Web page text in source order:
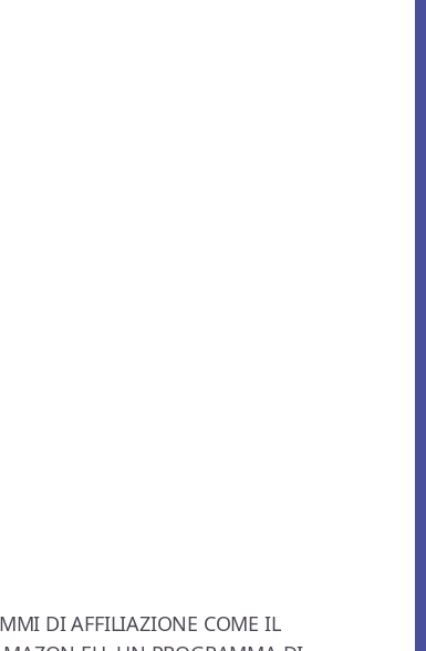
DI AFFILIAZIONE COME IL